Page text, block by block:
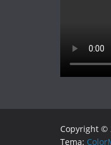
Copyright ©
Tema: